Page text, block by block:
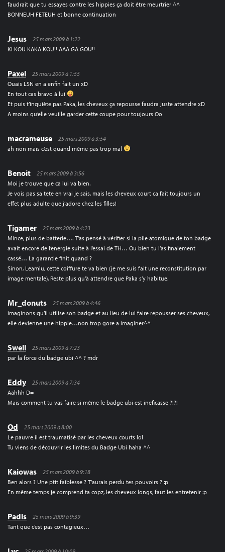
faudrait que tu essayes contre les hippies ça doit être meurtrier ^^
BONNEUH FETEUH et bonne continuation
Jesus
25 mars 2009 à 1:22
KI KOU KAKA KOU!! AAA GA GOU!!
Paxel
25 mars 2009 à 1:55
Ouais LSN en a enfin fait un xD
En tout cas bravo à lui
Et puis t’inquiète pas Paka, les cheveux ça repousse faudra juste attendre xD
A moins qu’elle veuille garder cette coupe pour toujours Oo
macrameuse
25 mars 2009 à 3:54
ah non mais c’est quand même pas trop mal
Benoit
25 mars 2009 à 3:56
Moi je trouve que ca lui va bien.
Je vois pas sa tete en vrai je sais, mais les cheveux court ca fait toujours un
effet plus adulte que j’adore chez les filles!
Tigamer
25 mars 2009 à 4:23
Mince, plus de batterie…. T’as pensé à vérifier si la pile atomique de ton badge
avait encore de l’energie suite à l’essai de TH… Ou bien tu l’as finalement
cassé… La garantie finit quand ?
Sinon, Leamlu, cette coiffure te va bien (je me suis fait une reconstitution par
image mentale). Reste plus qu’à attendre que Paka s’y habitue.
Mr_donuts
25 mars 2009 à 4:46
imaginons qu’il utilise son badge et au lieu de lui faire repousser ses cheveux,
elle devienne une hippie…non trop gore a imaginer^^
Swell
25 mars 2009 à 7:23
par la force du badge ubi ^^ ? mdr
Eddy
25 mars 2009 à 7:34
Aahhh D=
Mais comment tu vas faire si même le badge ubi est ineficasse ?!?!
Od
25 mars 2009 à 8:00
Le pauvre il est traumatisé par les cheveux courts lol
Tu viens de découvrir les limites du Badge Ubi haha ^^
Kaiowas
25 mars 2009 à 9:18
Ben alors ? Une ptit faiblesse ? T’aurais perdu tes pouvoirs ? :p
En même temps je comprend ta copz, les cheveux longs, faut les entretenir :p
Padls
25 mars 2009 à 9:39
Tant que c’est pas contagieux…